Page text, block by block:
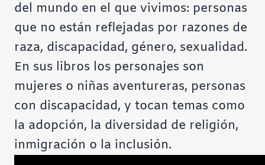
del mundo en el que vivimos: personas
que no están reflejadas por razones de
raza, discapacidad, género, sexualidad.
En sus libros los personajes son
mujeres o niñas aventureras, personas
con discapacidad, y tocan temas como
la adopción, la diversidad de religión,
inmigración o la inclusión.